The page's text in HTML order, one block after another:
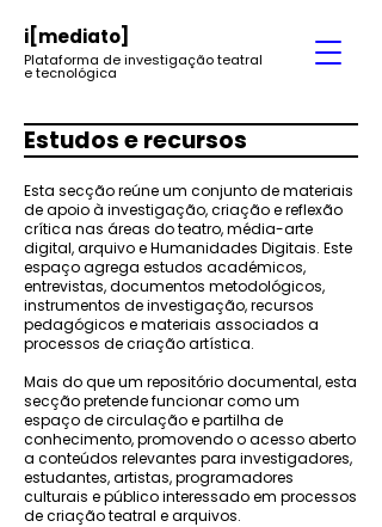
i[mediato]
Plataforma de investigação teatral
e tecnológica
Estudos e recursos
Esta secção reúne um conjunto de materiais
de apoio à investigação, criação e reflexão
crítica nas áreas do teatro, média-arte
digital, arquivo e Humanidades Digitais. Este
espaço agrega estudos académicos,
entrevistas, documentos metodológicos,
instrumentos de investigação, recursos
pedagógicos e materiais associados a
processos de criação artística.
Mais do que um repositório documental, esta
secção pretende funcionar como um
espaço de circulação e partilha de
conhecimento, promovendo o acesso aberto
a conteúdos relevantes para investigadores,
estudantes, artistas, programadores
culturais e público interessado em processos
de criação teatral e arquivos.